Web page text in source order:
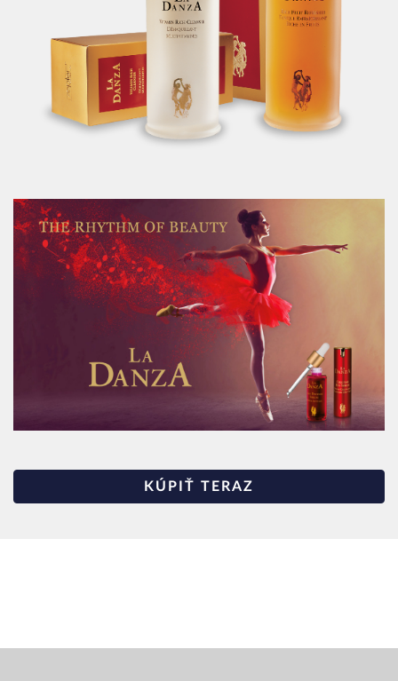
KÚPIŤ TERAZ